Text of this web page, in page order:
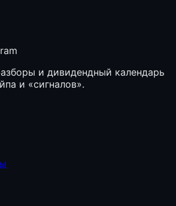
и дивидендный календарь
и «сигналов».